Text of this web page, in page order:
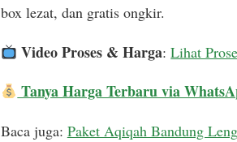
box lezat, dan gratis ongkir.
Video Proses & Harga:Lihat
Tanya Harga Terbaru via
Baca juga: Paket Aqiqah Bandung